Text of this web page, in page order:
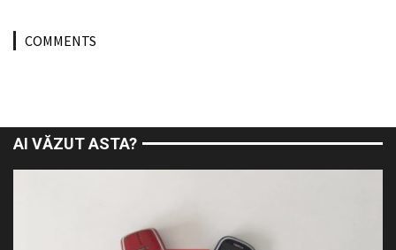
COMMENTS
AI VĂZUT ASTA?